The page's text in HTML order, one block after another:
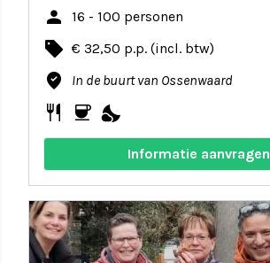
person 16 - 100 personen
local_offer € 32,50 p.p. (incl. btw)
where_to_vote In de buurt van Ossenwaard
restaurant coffee nights_stay
Informatie aanvragen